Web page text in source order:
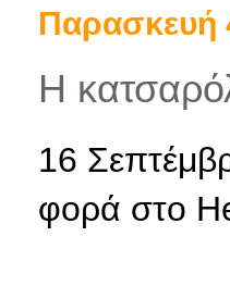
Παρασκευή
Η
16
φορά στο